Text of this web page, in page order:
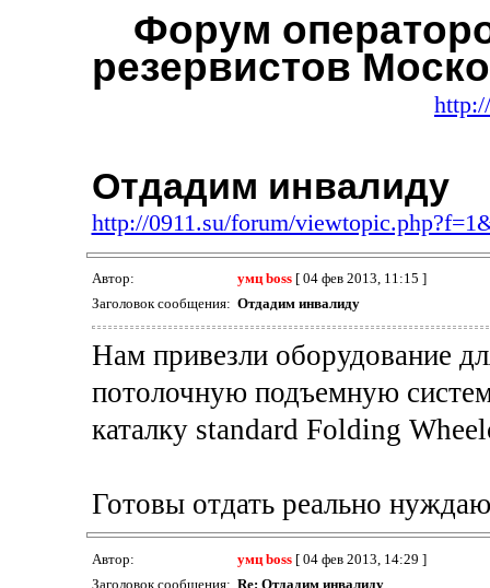
Форум
резервистов
Отдадим инвалиду
http://0911.su/forum/
Автор: умц boss[ 04 фев 2013, 11:15 ]
Заголовок сообщения: Отдадим инвалиду
Нам привезли оборудование
потолочную подъемную
каталку standard Folding
Готовы отдать реально
Автор: умц boss[ 04 фев 2013, 14:29 ]
Заголовок сообщения: Re: Отдадим инвалиду